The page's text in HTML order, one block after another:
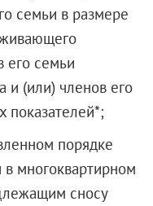
семьи в размере
его семьи
и (или) членов его
порядке
многоквартирном
сносу